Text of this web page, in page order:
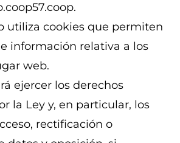
utiliza cookies que permiten
información relativa a los
web.
ejercer los derechos
la Ley y, en particular, los
rectificación o